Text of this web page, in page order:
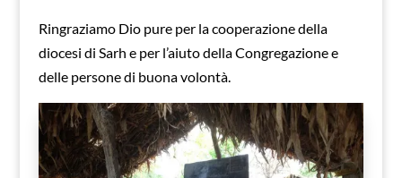
Ringraziamo Dio pure per la cooperazione della
diocesi di Sarh e per l’aiuto della Congregazione e
delle persone di buona volontà.